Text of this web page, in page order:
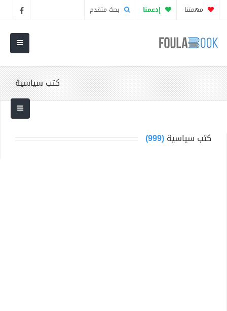
مهمتنا إدعمنا بحث متقدم
كتب سياسية
كتب سياسية(999)